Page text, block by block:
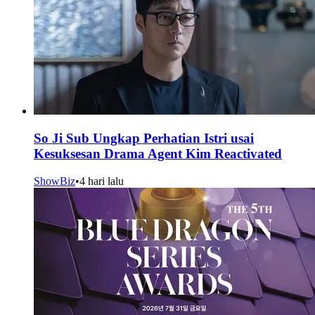
So Ji Sub Ungkap Perhatian Istri usai
Kesuksesan Drama Agent Kim Reactivated
ShowBiz•4 hari lalu